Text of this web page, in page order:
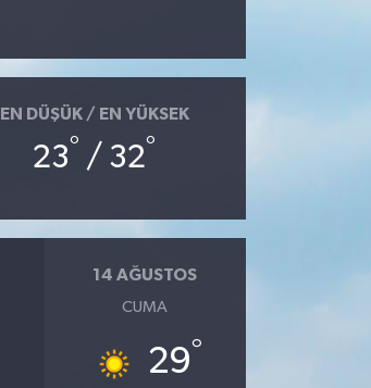
EN DÜŞÜK / EN YÜKSEK
23° / 32°
14 AĞUSTOS
CUMA
29°